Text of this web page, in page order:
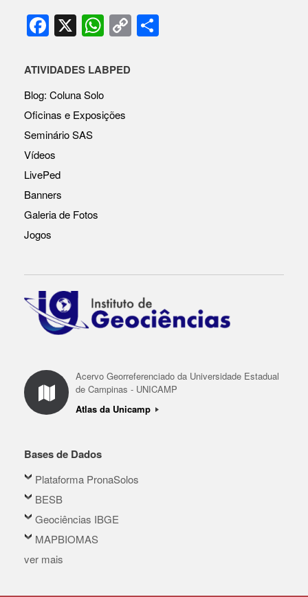
F
a
c
e
b
o
o
k
X W
h
at
A
C
o
ATIVIDADES LABPED
Blog: Coluna Solo
Oficinas e Exposições
Seminário SAS
Vídeos
LivePed
Banners
Galeria de Fotos
Jogos
Acervo Georreferenciado da Universidade Estadual
de Campinas - UNICAMP
Atlas da Unicamp
Bases de Dados
Plataforma PronaSolos
BESB
Geociências IBGE
MAPBIOMAS
ver mais